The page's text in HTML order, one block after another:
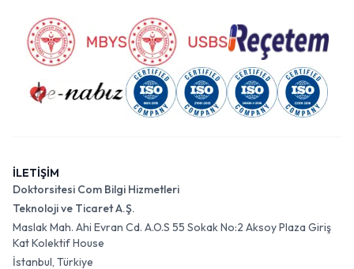
İLETİŞİM
Doktorsitesi Com Bilgi Hizmetleri
Teknoloji ve Ticaret A.Ş.
Maslak Mah. Ahi Evran Cd. A.O.S 55 Sokak No:2 Aksoy Plaza Giriş
Kat Kolektif House
İstanbul, Türkiye